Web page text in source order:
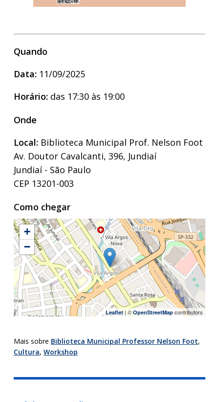
Quando
Data: 11/09/2025
Horário: das 17:30 às 19:00
Onde
Local: Biblioteca Municipal Prof. Nelson Foot
Av. Doutor Cavalcanti, 396, Jundiaí
Jundiaí - São Paulo
CEP 13201-003
Como chegar
+
−
Leaflet| ©OpenStreetMapcontributors
Mais sobre Biblioteca Municipal Professor Nelson Foot,
Cultura, Workshop